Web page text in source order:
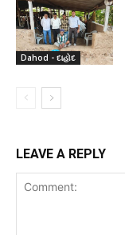
Dahod - દાહોદ
LEAVE A REPLY